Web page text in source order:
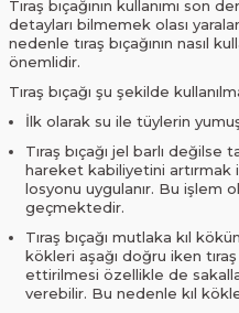
Tıraş bıçağının kullanımı son
detayları bilmemek olası
nedenle tıraş bıçağının nasıl
önemlidir.
Tıraş bıçağı şu şekilde
İlk olarak su ile tüylerin
Tıraş bıçağı jel barlı değilse
hareket kabiliyetini artırmak
losyonu uygulanır. Bu işlem
geçmektedir.
Tıraş bıçağı mutlaka kıl
kökleri aşağı doğru iken tıraş
ettirilmesi özellikle de
verebilir. Bu nedenle kıl